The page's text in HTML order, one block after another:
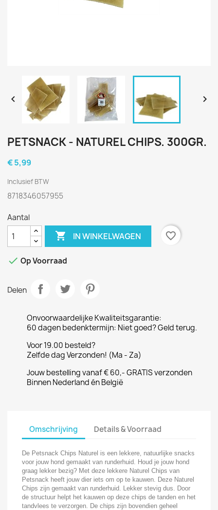
 
PETSNACK - NATUREL CHIPS. 300GR.
€ 5,99
Inclusief BTW
8718346057955
Aantal
 IN WINKELWAGEN favorite_border
 Op Voorraad
Delen
Onvoorwaardelijke Kwaliteitsgarantie:
60 dagen bedenktermijn: Niet goed? Geld terug.
Voor 19.00 besteld?
Zelfde dag Verzonden! (Ma - Za)
Jouw bestelling vanaf € 60,- GRATIS verzonden
Binnen Nederland én België
Omschrijving Details & Voorraad
De Petsnack Chips Naturel is een lekkere, natuurlijke snacks
voor jouw hond gemaakt van runderhuid. Houd je jouw hond
graag lekker bezig? Met deze lekkere Naturel Chips van
Petsnack heeft jouw dier iets om op te kauwen. Deze Naturel
Chips zijn gemaakt van runderhuid. Lekker stevig dus. Door
de structuur helpt het kauwen op deze chips de tanden en het
tandvlees te verzorgen. De chips zijn bovendien geheel